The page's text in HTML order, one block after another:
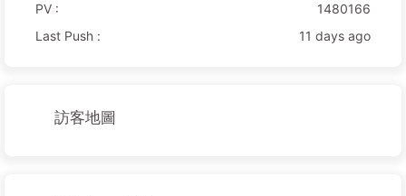
PV :
1480166
Last Push :
11 days ago
訪客地圖